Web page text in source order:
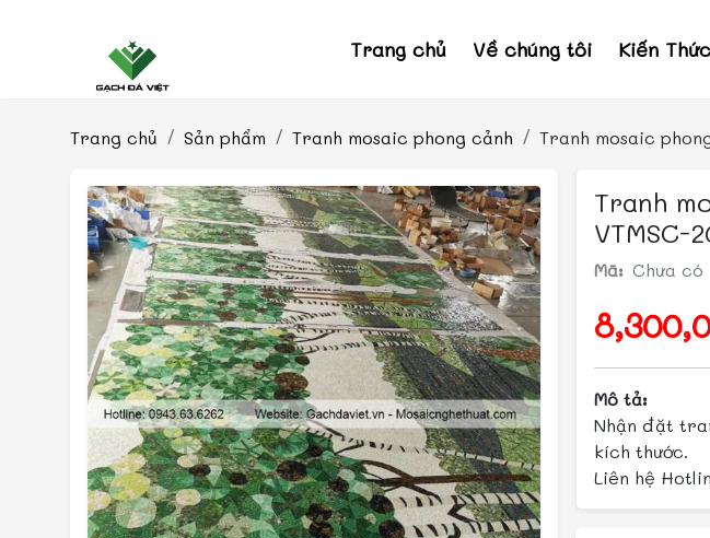
Trang chủ Về chúng tôi Kiến
Trang chủ Sản phẩm Tranh mosaic phong cảnh Tranh mosaic
Tranh
VTMSC-
Mã: Chưa có
Mô tả:
Nhận đặt
kích thước.
Liên hệ